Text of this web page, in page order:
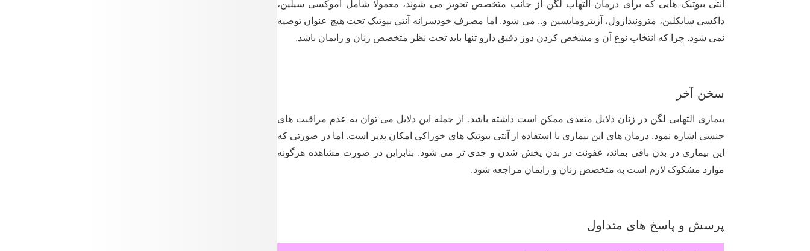
آنتی بیوتیک هایی که برای درمان التهاب لگن از جانب متخصص تجویز می شوند، معمولا شامل آموکسی سیلین،
داکسی سایکلین، مترونیدازول، آزیترومایسین و.. می شود. اما مصرف خودسرانه آنتی بیوتیک تحت هیچ عنوان توصیه
نمی شود. چرا که انتخاب نوع آن و مشخص کردن دوز دقیق دارو تنها باید تحت نظر متخصص زنان و زایمان باشد.
سخن آخر
بیماری التهابی لگن در زنان دلایل متعدی ممکن است داشته باشد. از جمله این دلایل می توان به عدم مراقبت های
جنسی اشاره نمود. درمان های این بیماری با استفاده از آنتی بیوتیک های خوراکی امکان پذیر است. اما در صورتی که
این بیماری در بدن باقی بماند، عفونت در بدن پخش شدن و جدی تر می شود. بنابراین در صورت مشاهده هرگونه
موارد مشکوک لازم است به متخصص زنان و زایمان مراجعه شود.
پرسش و پاسخ های متداول